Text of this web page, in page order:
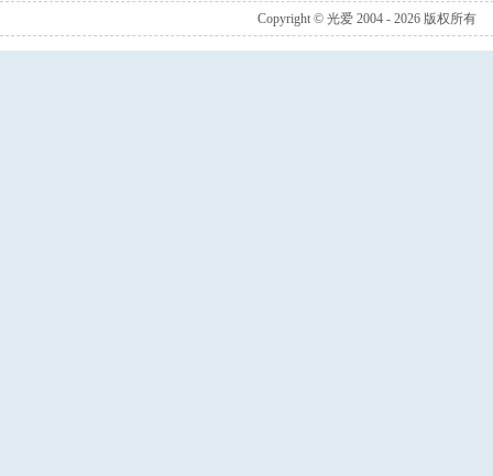
Copyright © 光爱 2004 - 2026 版权所有